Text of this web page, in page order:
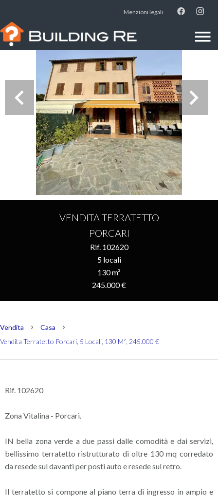
Menzioni legali
VENDITA TERRATETTO
PORCARI
Rif. 102620
5 locali
130 m²
245.000 €
Vendita
Casa
Vendita Terratetto Porcari, 5 Locali, 130 M², 245.000 €
Rif. 102620
Zona Vitalina - Porcari.
IN bella zona verde a due passi dalle comodità e dai servizi,
bellissimo terratetto ristrutturato di oltre 130 mq corredato
da resede sul davanti per posti auto e resede sul retro.
Il terratetto si compone al piano terra di ingresso in ampio e